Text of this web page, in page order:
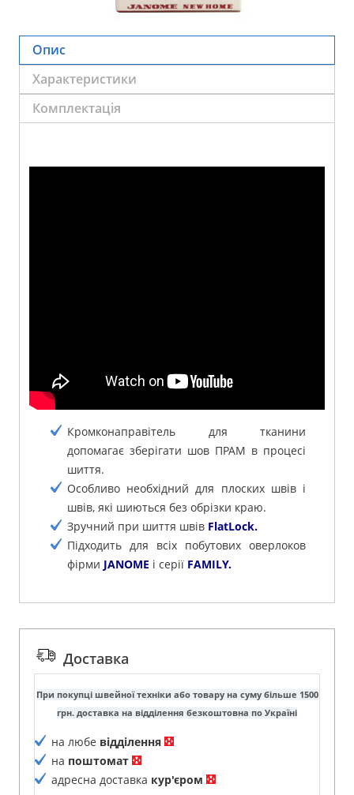
Опис
Характеристики
Комплектація
Кромконаправітель для тканини
допомагає зберігати шов ПРАМ в процесі
шиття.
Особливо необхідний для плоских швів і
швів, які шиються без обрізки краю.
Зручний при шиття швів FlatLock.
Підходить для всіх побутових оверлоков
фірми JANOME і серії FAMILY.
Доставка
При покупці швейної техніки або товару на суму більше 1500
грн. доставка на відділення безкоштовна по Україні
на любе відділення
на поштомат
адресна доставка кур'єром